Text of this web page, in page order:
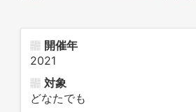
開催年
2021
対象
どなたでも